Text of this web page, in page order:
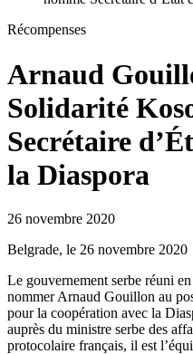
Récompenses
Arnaud
Solidarité
Secrétaire
la Diaspora
26 novembre 2020
Belgrade, le 26 novembre 2020
Le gouvernement serbe réuni
nommer Arnaud Gouillon au
pour la coopération avec la
auprès du ministre serbe des
protocolaire français, il est